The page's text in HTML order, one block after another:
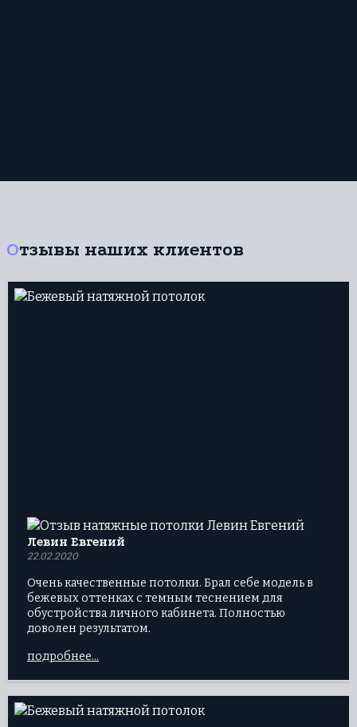
Отзывы наших клиентов
Левин Евгений
22.02.2020
Очень качественные потолки. Брал себе модель в
бежевых оттенках с темным теснением для
обустройства личного кабинета. Полностью
доволен результатом.
подробнее...